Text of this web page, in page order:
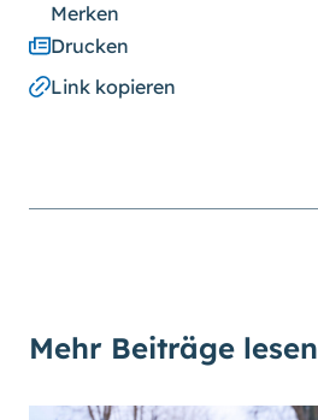
Merken
Drucken
Link kopieren
Mehr Beiträge lesen